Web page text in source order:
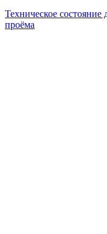
Техническое
проёма